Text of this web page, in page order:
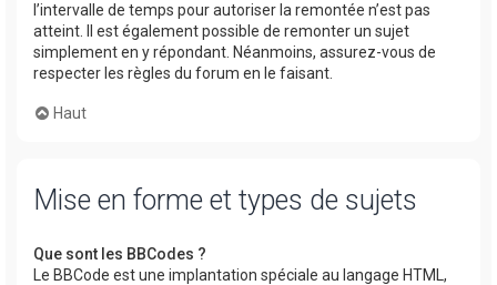
l’intervalle de temps pour autoriser la remontée n’est pas
atteint. Il est également possible de remonter un sujet
simplement en y répondant. Néanmoins, assurez-vous de
respecter les règles du forum en le faisant.
Haut
Mise en forme et types de sujets
Que sont les BBCodes ?
Le BBCode est une implantation spéciale au langage HTML,